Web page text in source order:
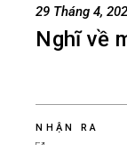
29 Tháng 4,
Nghĩ về
NHẬN RA